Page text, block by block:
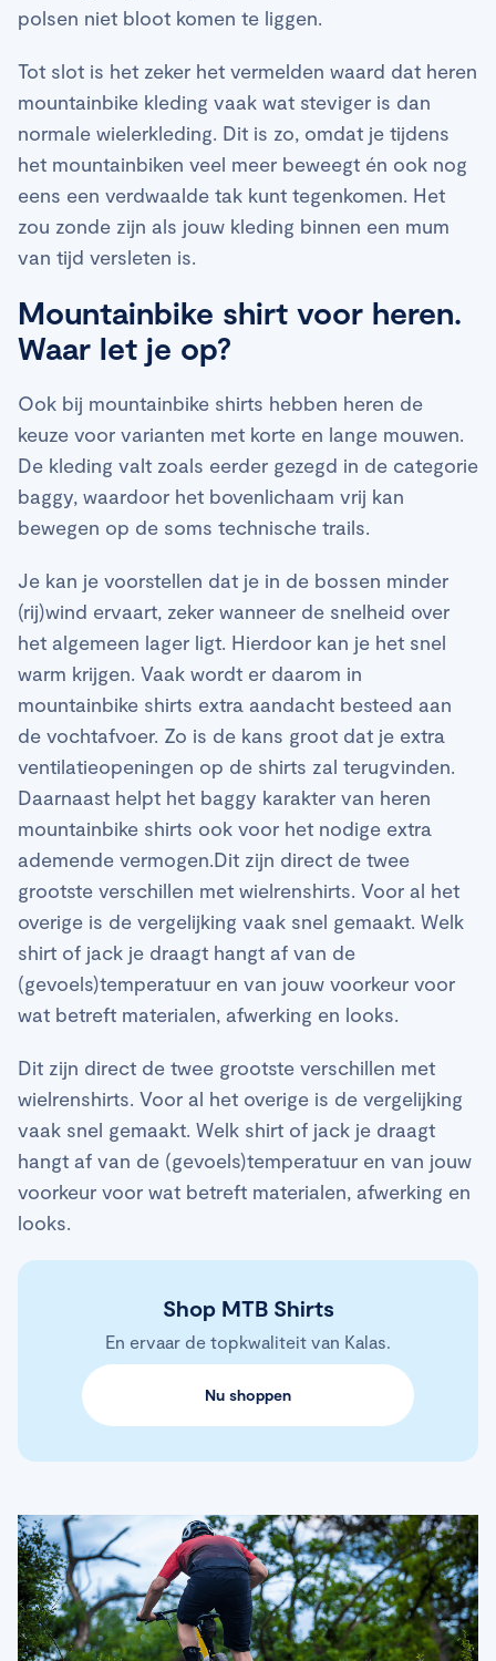
polsen niet bloot komen te liggen.
Tot slot is het zeker het vermelden waard dat heren
mountainbike kleding vaak wat steviger is dan
normale wielerkleding. Dit is zo, omdat je tijdens
het mountainbiken veel meer beweegt én ook nog
eens een verdwaalde tak kunt tegenkomen. Het
zou zonde zijn als jouw kleding binnen een mum
van tijd versleten is.
Mountainbike shirt voor heren.
Waar let je op?
Ook bij mountainbike shirts hebben heren de
keuze voor varianten met korte en lange mouwen.
De kleding valt zoals eerder gezegd in de categorie
baggy, waardoor het bovenlichaam vrij kan
bewegen op de soms technische trails.
Je kan je voorstellen dat je in de bossen minder
(rij)wind ervaart, zeker wanneer de snelheid over
het algemeen lager ligt. Hierdoor kan je het snel
warm krijgen. Vaak wordt er daarom in
mountainbike shirts extra aandacht besteed aan
de vochtafvoer. Zo is de kans groot dat je extra
ventilatieopeningen op de shirts zal terugvinden.
Daarnaast helpt het baggy karakter van heren
mountainbike shirts ook voor het nodige extra
ademende vermogen.Dit zijn direct de twee
grootste verschillen met wielrenshirts. Voor al het
overige is de vergelijking vaak snel gemaakt. Welk
shirt of jack je draagt hangt af van de
(gevoels)temperatuur en van jouw voorkeur voor
wat betreft materialen, afwerking en looks.
Dit zijn direct de twee grootste verschillen met
wielrenshirts. Voor al het overige is de vergelijking
vaak snel gemaakt. Welk shirt of jack je draagt
hangt af van de (gevoels)temperatuur en van jouw
voorkeur voor wat betreft materialen, afwerking en
looks.
Shop MTB Shirts
En ervaar de topkwaliteit van Kalas.
Nu shoppen